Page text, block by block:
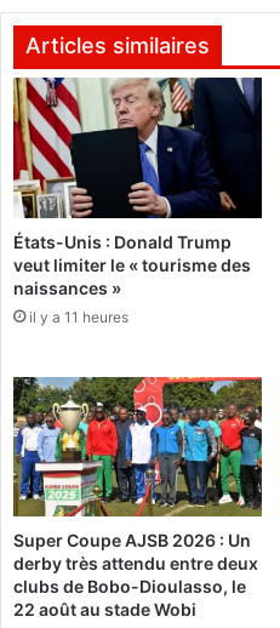
d
C
F
A
e
r
a
n
s
t
i
o
n
s
p
a
r
j
u
o
n
s
e
l
e
s
m
i
s
t
r
e
s
u
2
3
Articles similaires
États-Unis : Donald Trump
veut limiter le « tourisme des
naissances »
il y a 11 heures
Super Coupe AJSB 2026 : Un
derby très attendu entre deux
clubs de Bobo-Dioulasso, le
22 août au stade Wobi